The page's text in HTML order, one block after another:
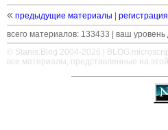
« предыдущие материалы регистрация
всего материалов: 133433 | ваш уровень
© Stanis.Blog 2004-2026 |
все материалы, представленные на
————————